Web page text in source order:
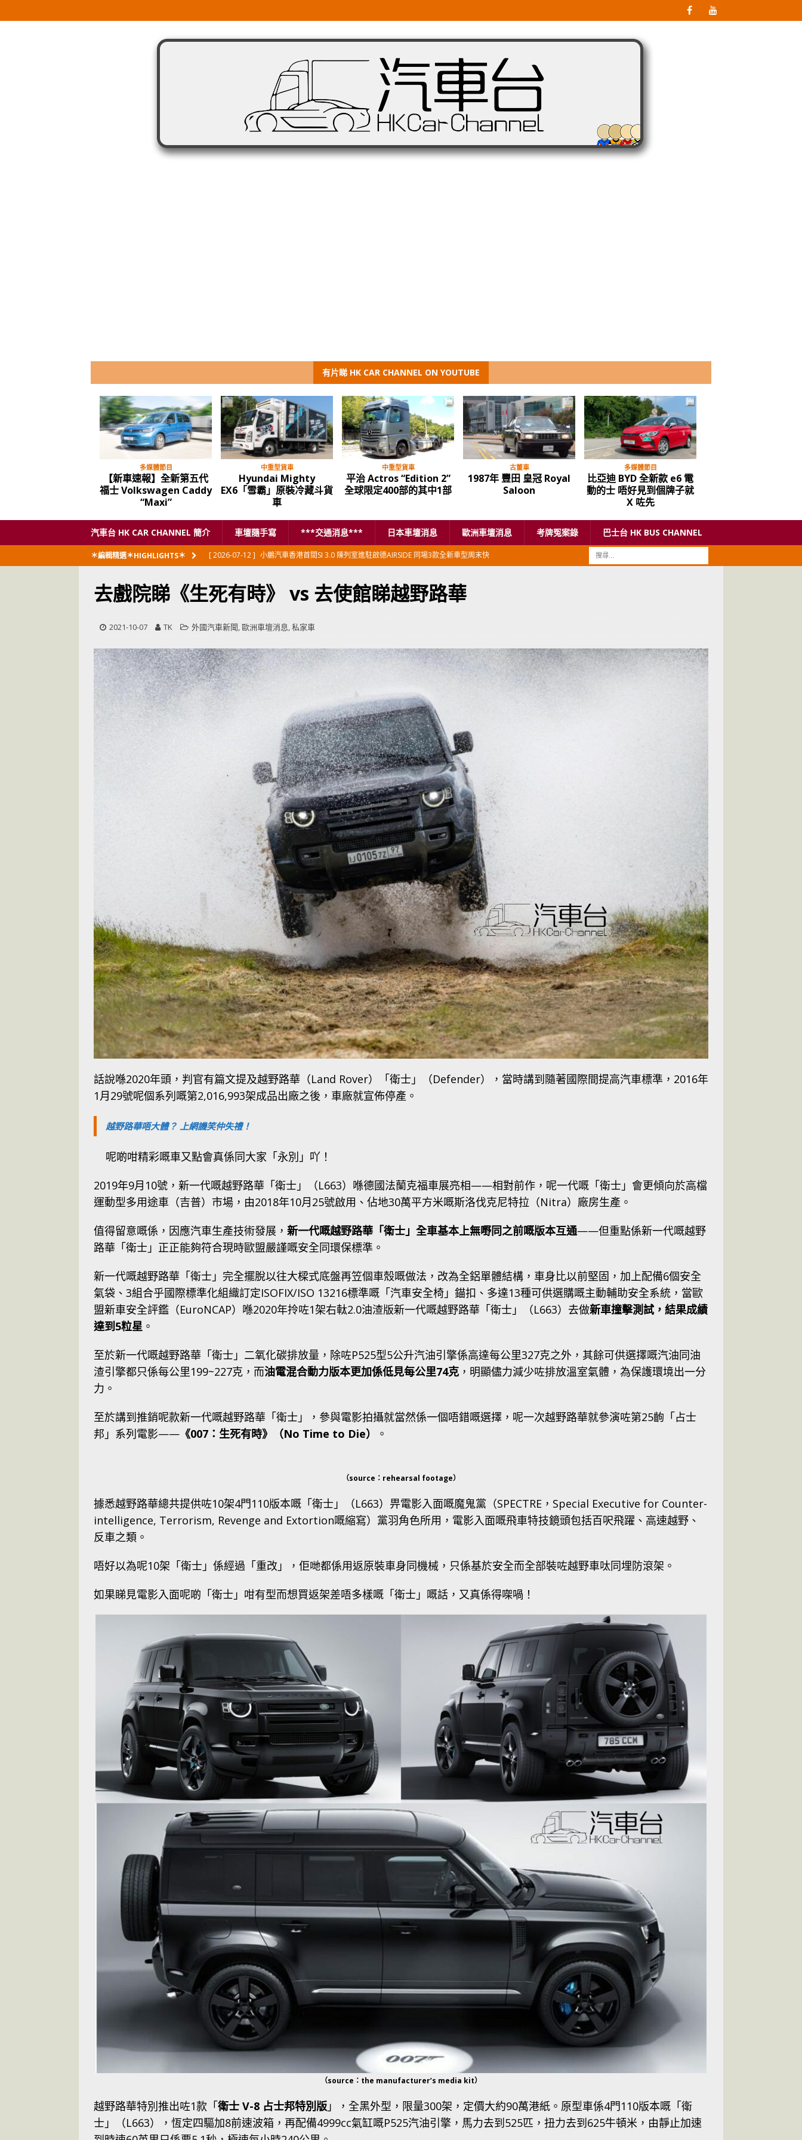
有片睇 HK CAR CHANNEL ON YOUTUBE
1987年 豐田 皇冠 Royal
Saloon
比亞迪 BYD 全新款 e6 電
動的士 唔好見到個牌子就
油麻地停車場 告別前夕 與
你最後一遊
電動車大潮流 – 平治
eVito 電動客貨車
屯赤隧道明通車，狗衝試
路會否大塞車
屯赤隧道通車，試路評
價……
汽車台 HK CAR CHANNEL 簡介 車壇隨手寫 ***交通消息*** 日本車壇消息 歐洲車壇消息 考牌冤案錄 巴士台 HK BUS CHANNEL
＊編輯精選＊HIGHLIGHTS＊ [ 2026-07-12 ] 小鵬汽車香港首間SI 3.0 陳列室進駐啟德AIRSIDE 同場3款全新車型周末快
[ 2026-06-23 ] 日本首相專車改用豐田Century SUV
日本車壇消息
[ 2026-06-08 ] UBER 香港七宗罪之「第七宗罪」一切禍源，由抽盲盒開始
交通評論
[ 2026-05-28 ]
UBER 香港七宗罪之「第六宗罪」愛回家唔止回唔到家 跣司機勁過謝拉特
世紀一跣
UBER 香港七宗罪之「第五宗罪」金鋼箍五花大綁 司機哽唔落都要硬哽到
【英國】政府開放申請投入自動駕駛客運車輛服務業
運輸政策
[ 2026-05-24 ] UBER 香港七宗罪之「第四宗罪」Mission Impossible 但 Uber 唔止話之
[ 2026-07-14 ]
荃灣路荔景新出口日日撞，預咗㗎啦 交通評論
去戲院睇《生死有時》 vs 去使館睇越野路華
2021-10-07 TK 外國汽車新聞,歐洲車壇消息,私家車
話說喺2020年頭，判官有篇文提及越野路華（Land Rover）「衛士」（Defender），當時講到隨著國際間提高汽車標準，2016年
1月29號呢個系列嘅第2,016,993架成品出廠之後，車廠就宣佈停產。
越野路華唔大體？ 上網譏笑仲失禮！
呢啲咁精彩嘅車又點會真係同大家「永別」吖！
2019年9月10號，新一代嘅越野路華「衛士」（L663）喺德國法蘭克福車展亮相——相對前作，呢一代嘅「衛士」會更傾向於高檔
運動型多用途車（吉普）市場，由2018年10月25號啟用、佔地30萬平方米嘅斯洛伐克尼特拉（Nitra）廠房生產。
值得留意嘅係，因應汽車生產技術發展， 新一代嘅越野路華「衛士」全車基本上無嘢同之前嘅版本互通——但重點係新一代嘅越野
路華「衛士」正正能夠符合現時歐盟嚴謹嘅安全同環保標準。
新一代嘅越野路華「衛士」完全擺脫以往大樑式底盤再笠個車殼嘅做法，改為全鋁單體結構，車身比以前堅固，加上配備6個安全
氣袋、3組合乎國際標準化組織訂定ISOFIX/ISO 13216標準嘅「汽車安全椅」錨扣、多達13種可供選購嘅主動輔助安全系統，當歐
盟新車安全評鑑（EuroNCAP）喺2020年拎咗1架右軚2.0油渣版新一代嘅越野路華「衛士」（L663）去做新車撞擊測試，結果成績
達到5粒星 。
至於新一代嘅越野路華「衛士」二氧化碳排放量，除咗P525型5公升汽油引擎係高達每公里327克之外，其餘可供選擇嘅汽油同油
渣引擎都只係每公里199~227克，而油電混合動力版本更加係低見每公里74克 ，明顯儘力減少咗排放溫室氣體，為保護環境出一分
力。
至於講到推銷呢款新一代嘅越野路華「衛士」，參與電影拍攝就當然係一個唔錯嘅選擇，呢一次越野路華就參演咗第25齣「占士
邦」系列電影—— 《007：生死有時》（No Time to Die） 。
（source：rehearsal footage）
據悉越野路華總共提供咗10架4門110版本嘅「衛士」（L663）畀電影入面嘅魔鬼黨（SPECTRE，Special Executive for Counter-
intelligence, Terrorism, Revenge and Extortion嘅縮寫）黨羽角色所用，電影入面嘅飛車特技鏡頭包括百呎飛躍、高速越野、
反車之類。
唔好以為呢10架「衛士」係經過「重改」，佢哋都係用返原裝車身同機械，只係基於安全而全部裝咗越野車呔同埋防滾架。
如果睇見電影入面呢啲「衛士」咁有型而想買返架差唔多樣嘅「衛士」嘅話，又真係得㗎喎！
（source：the manufacturer’s media kit）
越野路華特別推出咗1款「衛士 V-8 占士邦特別版 」，全黑外型，限量300架，定價大約90萬港紙。原型車係4門110版本嘅「衛
士」（L663），恆定四驅加8前速波箱，再配備4999cc氣缸嘅P525汽油引擎，馬力去到525匹，扭力去到625牛頓米，由靜止加速